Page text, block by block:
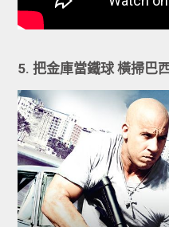
5. 把金庫當鐵球 橫掃巴